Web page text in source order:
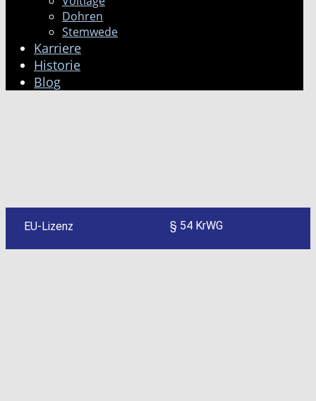
Dohren
Stemwede
Karriere
Historie
Blog
EU-Lizenz § 54 KrWG